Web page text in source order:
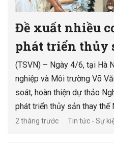
Đề xuất nhiều
phát triển thủy
(TSVN) – Ngày 4/6, tại Hà
nghiệp và Môi trường Võ
soát, hoàn thiện dự thảo
phát triển thủy sản thay
CP của Chính phủ. Tham
2 tháng trước Tin tức - Sự